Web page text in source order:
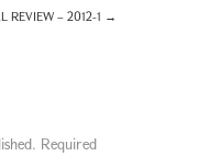
REVIEW – 2012-1 →
Required